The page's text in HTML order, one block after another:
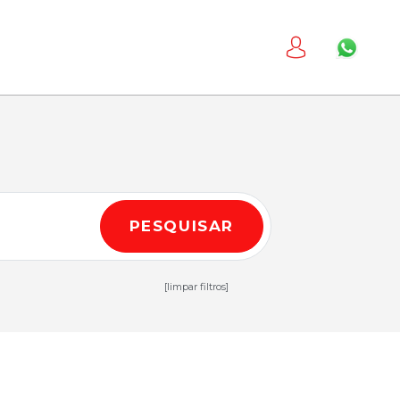
PESQUISAR
[limpar filtros]